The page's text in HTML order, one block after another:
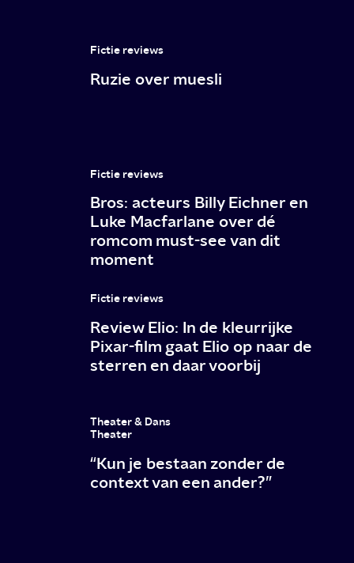
Fictie reviews
Ruzie over muesli
Fictie reviews
Bros: acteurs Billy Eichner en
Luke Macfarlane over dé
romcom must-see van dit
moment
Fictie reviews
Review Elio: In de kleurrijke
Pixar-film gaat Elio op naar de
sterren en daar voorbij
Theater & Dans
Theater
“Kun je bestaan zonder de
context van een ander?”